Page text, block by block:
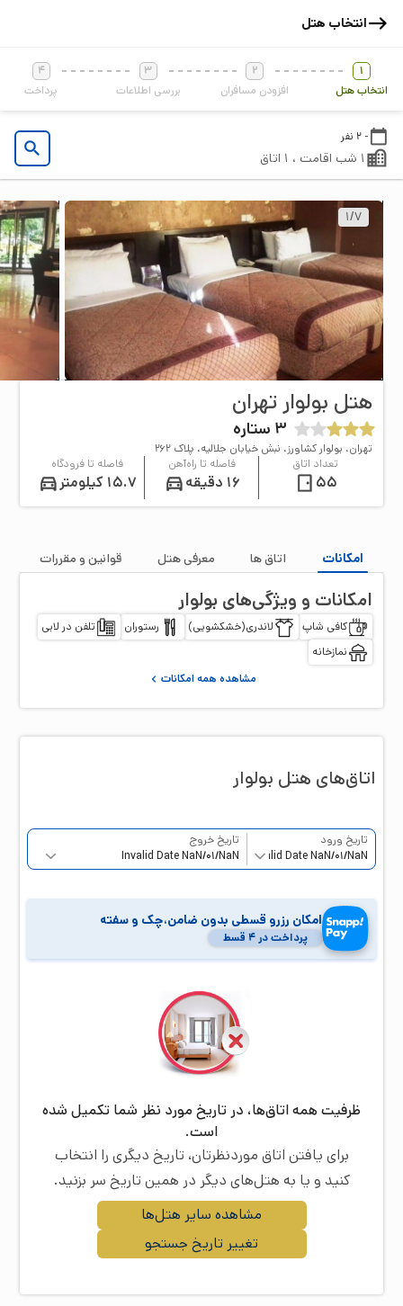
انتخاب هتل
1
انتخاب هتل
2
افزودن مسافران
3
بررسی اطلاعات
4
پرداخت
- 2 نفر
1 شب اقامت ، 1 اتاق
7
/
1
هتل بولوار تهران
3 ستاره
تهران، بولوار کشاورز، نبش خیابان جلالیه، پلاک ۲۶۲
تعداد اتاق
55
فاصله تا راه‌آهن
16 دقیقه
فاصله تا فرودگاه
15.7 کیلومتر
امکانات اتاق‌ ها معرفی هتل قوانین و مقررات
امکانات و ویژگی‌هایبولوار
کافی شاپ لاندری(خشکشویی) رستوران
تلفن در لابی
نمازخانه
مشاهده همه امکانات
اتاق‌‌های هتل بولوار
تاریخ ورود تاریخ خروج
امکان رزرو قسطی بدون ضامن،چک و سفته
پرداخت در ۴ قسط
ظرفیت همه اتاق‌ها، در تاریخ مورد نظر شما تکمیل شده
است.
برای یافتن اتاق موردنظرتان، تاریخ دیگری را انتخاب
کنید و یا به هتل‌های دیگر در همین تاریخ سر بزنید.
تغییر تاریخ جستجو
مشاهده سایر هتل‌ها